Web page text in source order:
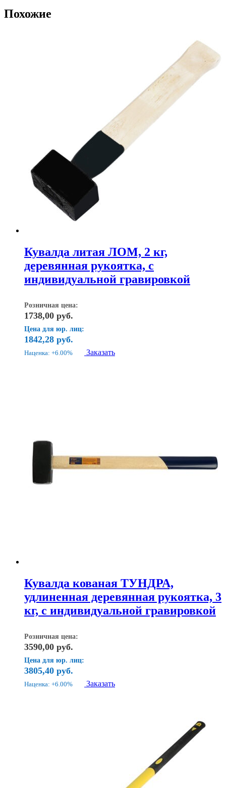
Похожие
Кувалда литая ЛОМ, 2 кг,
деревянная рукоятка, с
индивидуальной гравировкой
Розничная цена:
1738,00 руб.
Цена для юр. лиц:
1842,28 руб.
Наценка: +6.00% Заказать
Кувалда кованая ТУНДРА,
удлиненная деревянная рукоятка, 3
кг, с индивидуальной гравировкой
Розничная цена:
3590,00 руб.
Цена для юр. лиц:
3805,40 руб.
Наценка: +6.00% Заказать